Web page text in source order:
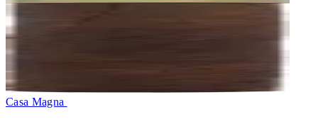
Casa Magna